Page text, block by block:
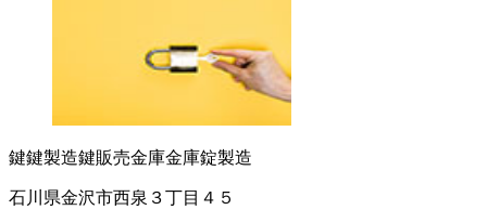
鍵鍵製造鍵販売金庫金庫錠製造
石川県金沢市西泉３丁目４５